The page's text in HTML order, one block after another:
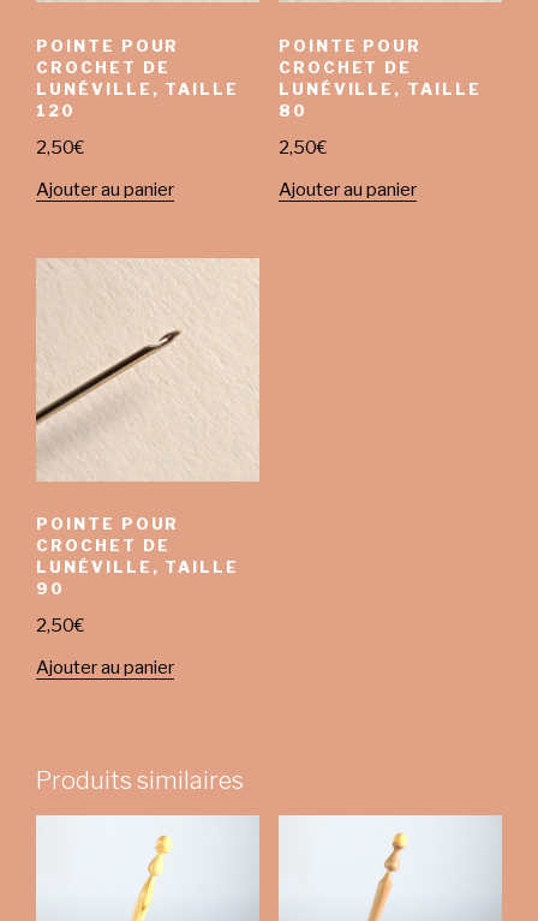
POINTE POUR
CROCHET DE
LUNÉVILLE, TAILLE
120
2,50€
Ajouter au panier
POINTE POUR
CROCHET DE
LUNÉVILLE, TAILLE
80
2,50€
Ajouter au panier
POINTE POUR
CROCHET DE
LUNÉVILLE, TAILLE
90
2,50€
Ajouter au panier
Produits similaires